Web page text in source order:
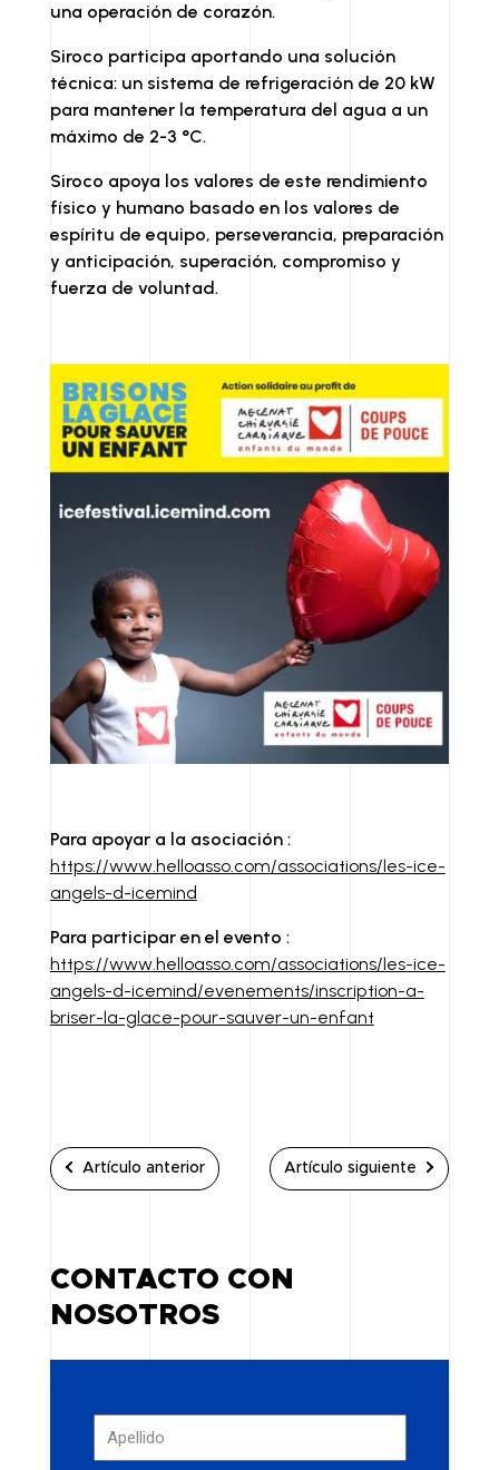
una operación de corazón.
Siroco participa aportando una solución
técnica: un sistema de refrigeración de 20 kW
para mantener la temperatura del agua a un
máximo de 2-3 °C.
Siroco apoya los valores de este rendimiento
físico y humano basado en los valores de
espíritu de equipo, perseverancia, preparación
y anticipación, superación, compromiso y
fuerza de voluntad.
Para apoyar a la asociación :
https://www.helloasso.com/associations/les-ice-
angels-d-icemind
Para participar en el evento :
https://www.helloasso.com/associations/les-ice-
angels-d-icemind/evenements/inscription-a-
briser-la-glace-pour-sauver-un-enfant
Artículo anterior Artículo siguiente
CONTACTO CON
NOSOTROS